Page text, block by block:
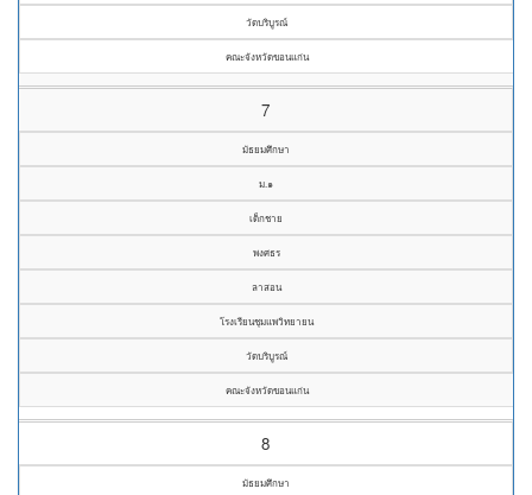
วัดบริบูรณ์
คณะจังหวัดขอนแก่น
7
มัธยมศึกษา
ม.๑
เด็กชาย
พงศธร
ลาสอน
โรงเรียนชุมแพวิทยายน
วัดบริบูรณ์
คณะจังหวัดขอนแก่น
8
มัธยมศึกษา